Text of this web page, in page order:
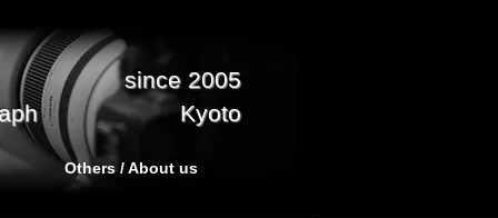
since 2005
Others / About us
Kyoto